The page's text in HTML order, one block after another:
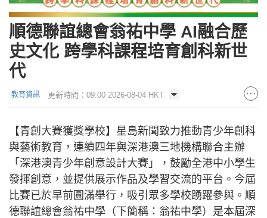
順德聯誼總會翁祐中學 AI融合歷
史文化 跨學科課程培育創科新世
代
教育資訊 更新時間：09:00 2026-08-04 HKT
【青創大賽獲獎學校】星島新聞致力推動青少年創科
與藝術教育，連續四年與深港澳三地機構聯合主辦
「深港澳青少年創意設計大賽」，鼓勵全港中小學生
發揮創意，並提供展示作品及學習交流的平台。今屆
比賽已於早前圓滿舉行，吸引眾多學校踴躍參與。順
德聯誼總會翁祐中學（下簡稱：翁祐中學）是本屆深